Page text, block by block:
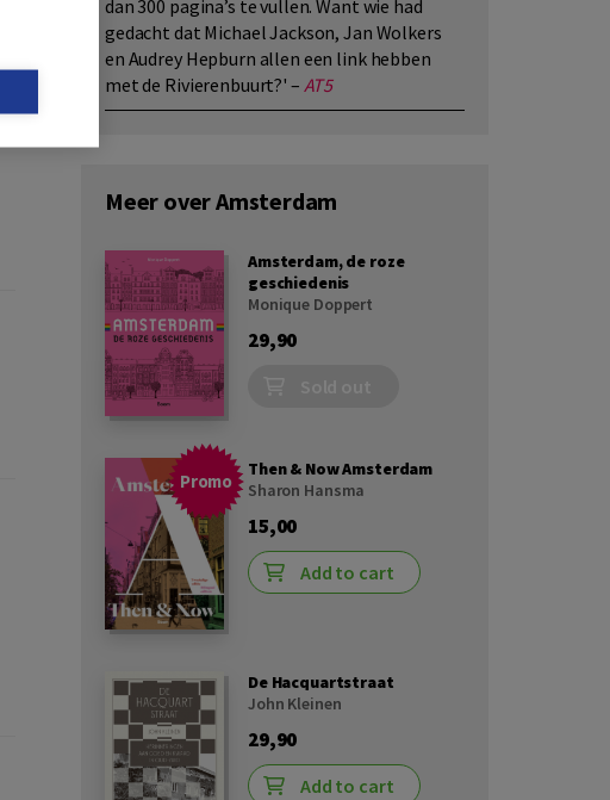
0
dan 300 pagina’s te vullen. Want wie had
gedacht dat Michael Jackson, Jan Wolkers
en Audrey Hepburn allen een link hebben
met de Rivierenbuurt?' – AT5
Meer over Amsterdam
Amsterdam, de roze
geschiedenis
Monique Doppert
29,90
Promo
Then & Now Amsterdam
Sharon Hansma
15,00
Add to cart
De Hacquartstraat
John Kleinen
29,90
Add to cart